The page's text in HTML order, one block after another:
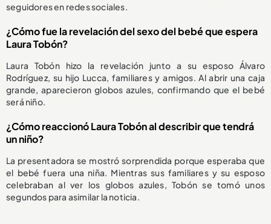
seguidores en redes sociales.
¿Cómo fue la revelación del sexo del bebé que espera
Laura Tobón?
Laura Tobón hizo la revelación junto a su esposo Álvaro
Rodríguez, su hijo Lucca, familiares y amigos. Al abrir una caja
grande, aparecieron globos azules, confirmando que el bebé
será niño.
¿Cómo reaccionó Laura Tobón al describir que tendrá
un niño?
La presentadora se mostró sorprendida porque esperaba que
el bebé fuera una niña. Mientras sus familiares y su esposo
celebraban al ver los globos azules, Tobón se tomó unos
segundos para asimilar la noticia.